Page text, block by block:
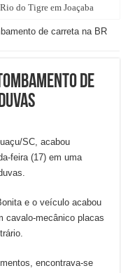
do Tigre em Joaçaba
Episcopal
de carreta na BR
de
SC, acabou
feira (17) em uma
e o veículo acabou
cavalo-mecânico placas
encontrava-se